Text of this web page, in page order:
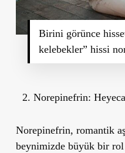
Birini görünce
kelebekler” hissi
Norepinefrin:
Norepinefrin, romantik
beynimizde büyük bir